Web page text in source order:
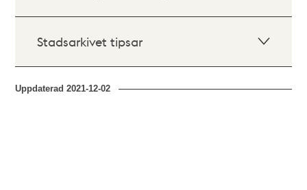
Stadsarkivet tipsar
Uppdaterad2021-12-02